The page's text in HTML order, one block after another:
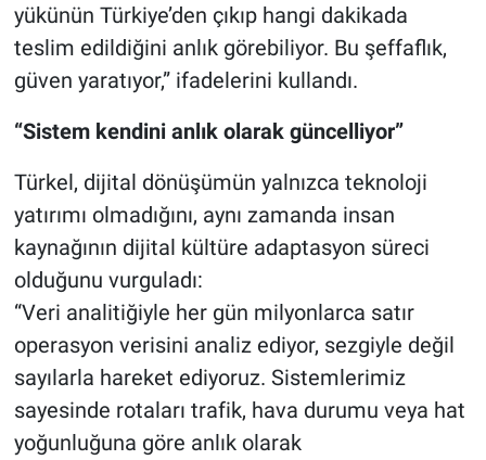
yükünün Türkiye’den çıkıp hangi dakikada
teslim edildiğini anlık görebiliyor. Bu şeffaflık,
güven yaratıyor,” ifadelerini kullandı.
“Sistem kendini anlık olarak güncelliyor”
Türkel, dijital dönüşümün yalnızca teknoloji
yatırımı olmadığını, aynı zamanda insan
kaynağının dijital kültüre adaptasyon süreci
olduğunu vurguladı:
“Veri analitiğiyle her gün milyonlarca satır
operasyon verisini analiz ediyor, sezgiyle değil
sayılarla hareket ediyoruz. Sistemlerimiz
sayesinde rotaları trafik, hava durumu veya hat
yoğunluğuna göre anlık olarak